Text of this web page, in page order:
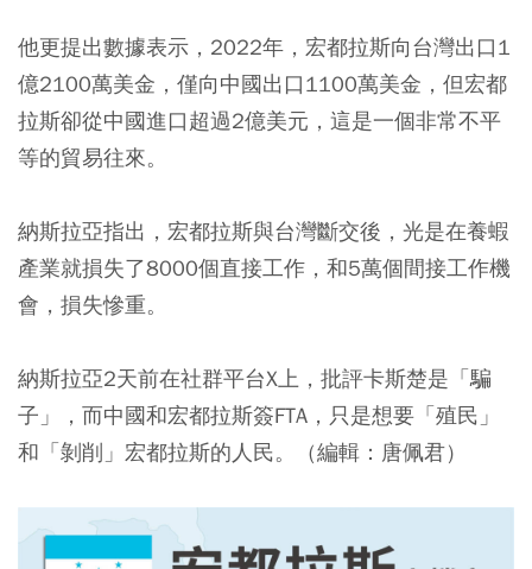
他更提出數據表示， 2022年，宏都拉斯向台灣出口1
億2100萬美金，僅向中國出口1100萬美金，但宏都
拉斯卻從中國進口超過2億美元，這是一個非常不平
等的貿易往來。
納斯拉亞指出，宏都拉斯與台灣斷交後，光是在養蝦
產業就損失了8000個直接工作，和5萬個間接工作機
會，損失慘重。
納斯拉亞2天前在社群平台X上，批評卡斯楚是「騙
子」，而中國和宏都拉斯簽FTA，只是想要「殖民」
和「剝削」宏都拉斯的人民。（編輯：唐佩君）